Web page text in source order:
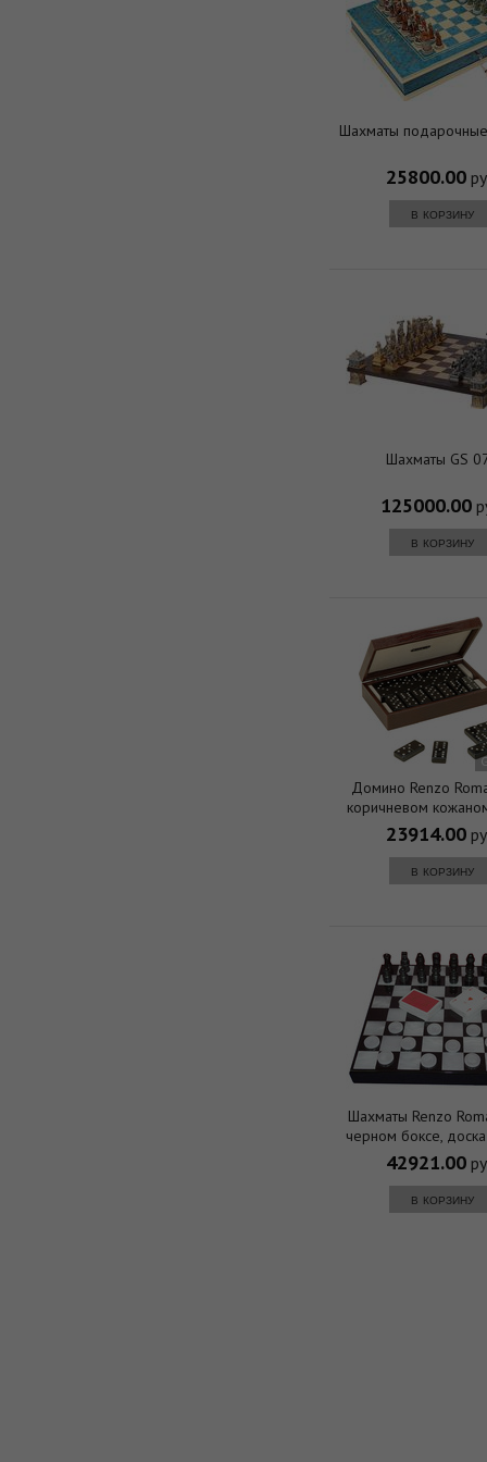
Шахматы
25800.00
в корзину
Шахматы GS
125000.00
в корзину
Домино Renzo
коричневом
фишки - пластик , с
240 х 140 х
23914.00
в корзину
Шахматы Renzo
черном боксе,
фигуры - акрил, 375 х
42921.00
в корзину